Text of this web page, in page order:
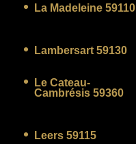
La Madeleine 59110
Lambersart 59130
Le Cateau-
Cambrésis 59360
Leers 59115